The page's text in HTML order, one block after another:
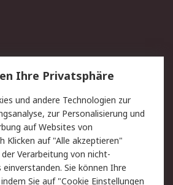
Lieferlösungen
Kontakt
Privatkunden
Datenschutz
Ihre Privatsphäre
und andere Technologien zur
zur Personalisierung und
auf Websites von
Klicken auf "Alle akzeptieren"
Verarbeitung von nicht-
Sie können Ihre
Sie auf "Cookie Einstellungen